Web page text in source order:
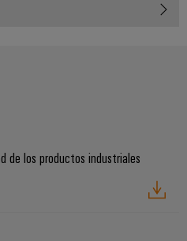
de los productos industriales